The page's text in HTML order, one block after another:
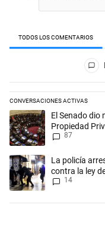
TODOS LOS COMENTARIOS
CONVERSACIONES ACTIVAS
Este listado muestra los
Un artículo de tendencia
El Senado dio
Propiedad
del Manejo del
87
Un artículo de tendencia
La policía
contra la ley
heridos
14